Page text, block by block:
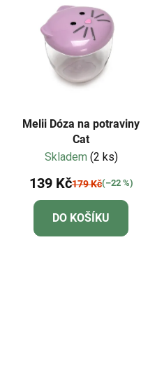
Melii Dóza na potraviny
Cat
Skladem (2 ks)
139 Kč179 Kč(–22 %)
DO KOŠÍKU